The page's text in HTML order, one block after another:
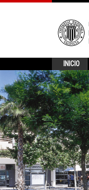
INICIO